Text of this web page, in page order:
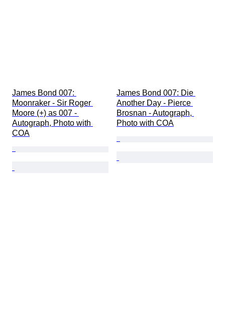
James Bond 007:
Moonraker - Sir Roger
Moore (+) as 007 -
Autograph, Photo with
COA
James Bond 007: Die
Another Day - Pierce
Brosnan - Autograph,
Photo with COA